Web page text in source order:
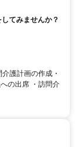
てみませんか？
護計画の作成・
の出席 ・訪問介